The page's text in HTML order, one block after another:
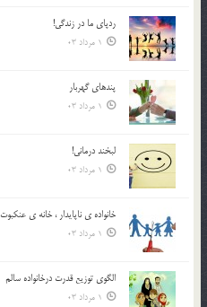
ردپاى ما در زندگى!
1 مرداد 03
پندهاي گهربار
1 مرداد 03
لبخند درمانى!
1 مرداد 03
خانواده ي ناپايدار ، خانه ي عنکبوت
1 مرداد 03
الگوي توزيع قدرت درخانواده سالم
1 مرداد 03